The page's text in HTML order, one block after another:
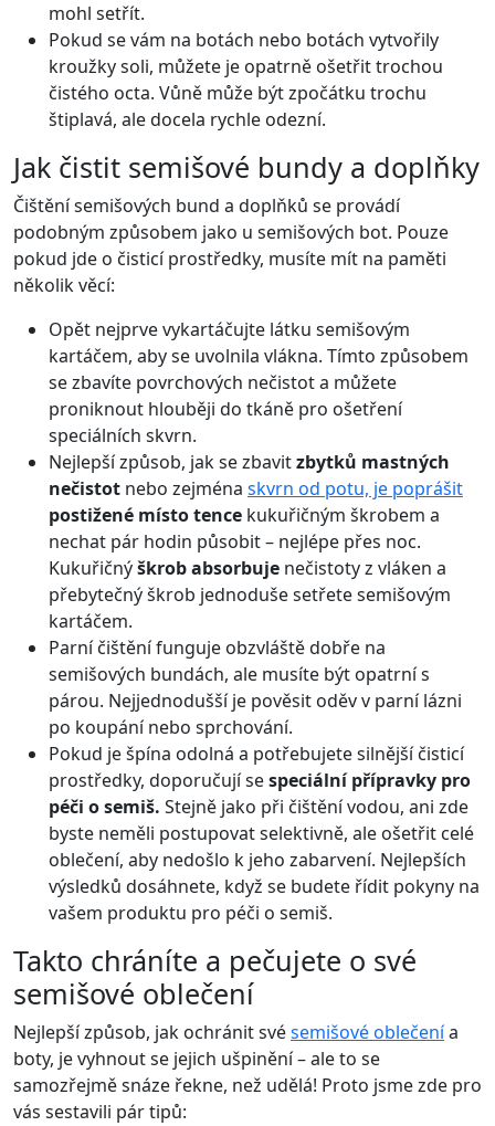
mohl setřít.
Pokud se vám na botách nebo botách vytvořily
kroužky soli, můžete je opatrně ošetřit trochou
čistého octa. Vůně může být zpočátku trochu
štiplavá, ale docela rychle odezní.
Jak čistit semišové bundy a doplňky
Čištění semišových bund a doplňků se provádí
podobným způsobem jako u semišových bot. Pouze
pokud jde o čisticí prostředky, musíte mít na paměti
několik věcí:
Opět nejprve vykartáčujte látku semišovým
kartáčem, aby se uvolnila vlákna. Tímto způsobem
se zbavíte povrchových nečistot a můžete
proniknout hlouběji do tkáně pro ošetření
speciálních skvrn.
Nejlepší způsob, jak se zbavitzbytků mastných
nečistot nebo zejména skvrn od potu, je poprášit
postižené místo tence kukuřičným škrobem a
nechat pár hodin působit – nejlépe přes noc.
Kukuřičnýškrob absorbuje nečistoty z vláken a
přebytečný škrob jednoduše setřete semišovým
kartáčem.
Parní čištění funguje obzvláště dobře na
semišových bundách, ale musíte být opatrní s
párou. Nejjednodušší je pověsit oděv v parní lázni
po koupání nebo sprchování.
Pokud je špína odolná a potřebujete silnější čisticí
prostředky, doporučují sespeciální přípravky pro
péči o semiš. Stejně jako při čištění vodou, ani zde
byste neměli postupovat selektivně, ale ošetřit celé
oblečení, aby nedošlo k jeho zabarvení. Nejlepších
výsledků dosáhnete, když se budete řídit pokyny na
vašem produktu pro péči o semiš.
Takto chráníte a pečujete o své
semišové oblečení
Nejlepší způsob, jak ochránit svésemišové oblečenía
boty, je vyhnout se jejich ušpinění – ale to se
samozřejmě snáze řekne, než udělá! Proto jsme zde pro
vás sestavili pár tipů: